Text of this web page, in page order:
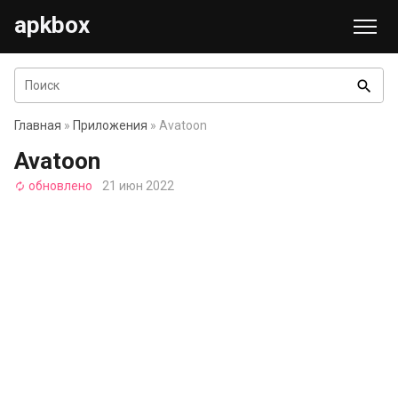
apkbox
search
Главная » Приложения » Avatoon
Avatoon
autorenew обновлено 21 июн 2022